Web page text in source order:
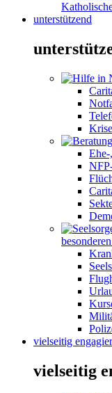
unterstützend
vielseitig
vielseitig